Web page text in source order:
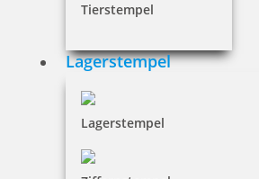
Tierstempel
Lagerstempel
Lagerstempel